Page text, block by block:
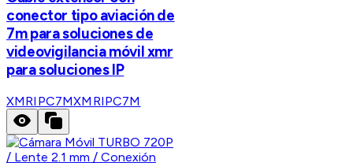
conector tipo aviación de
7m para soluciones de
videovigilancia móvil xmr
para soluciones IP
XMRIPC7MXMRIPC7M